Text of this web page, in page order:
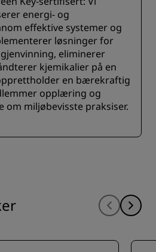
energi- og
effektive systemer og
løsninger for
eliminerer
kjemikalier på en
en bærekraftig
opplæring og
om miljøbevisste praksiser.